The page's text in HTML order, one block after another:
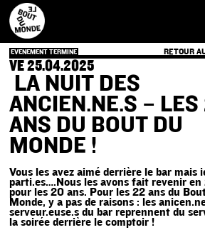
Skip
content
EVENEMENT TERMINE RETOUR
VE 25.04.2025
LA NUIT DES
ANCIEN.NE.S –
ANS DU BOUT DU
MONDE !
Vous les avez aimé derrière le bar mais
parti.es….Nous les avons fait revenir
pour les 20 ans. Pour les 22 ans du
Monde, y a pas de raisons : les
serveur.euse.s du bar reprennent du
la soirée derrière le comptoir !